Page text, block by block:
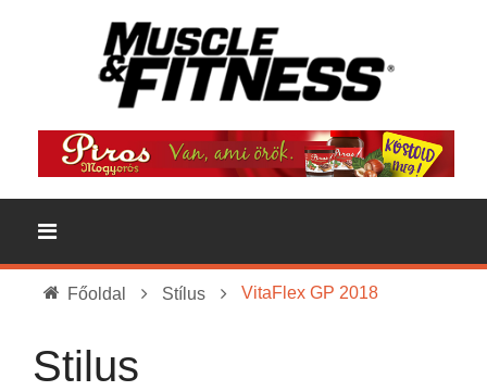
Főoldal Stílus VitaFlex GP 2018
Stilus